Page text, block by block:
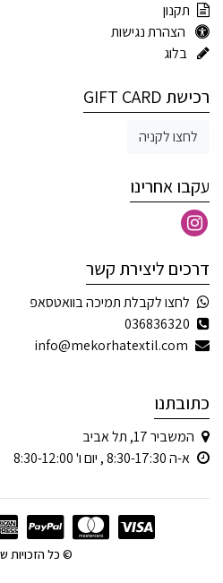
תקנון
הצהרת נגישות
בלוג
רכישת GIFT CARD
לחצו לקניה
עקבו אחרינו
דרכים ליצירת קשר
לחצו לקבלת תמיכה בוואטסאפ
036836320
info@mekorhatextil.com
כתובתנו
המשביר 17, תל אביב
א-ה 8:30-17:30 , יום ו' 8:30-12:00
© כל הזכויות